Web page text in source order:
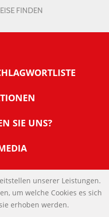
FINDEN
NachDenkSeiten
Signaturen
SIE UNS?
Online
unserer Leistungen.
um welche Cookies es sich
erhoben werden.